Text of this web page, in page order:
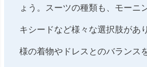
ょう。スーツの種類も、モーニ
キシードなど様々な選択肢があ
様の着物やドレスとのバランス